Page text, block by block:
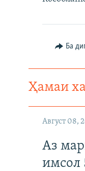
Ба
Ҳамаи
Август 08,
Аз
имсол